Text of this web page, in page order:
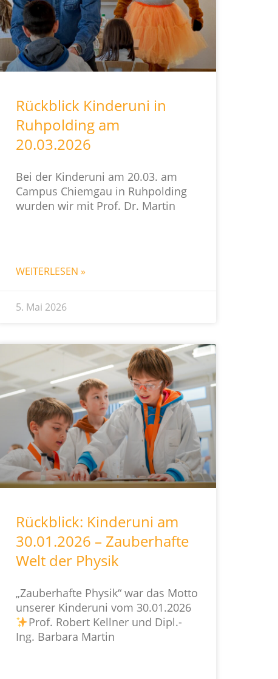
Rückblick Kinderuni in
Ruhpolding am
20.03.2026
Bei der Kinderuni am 20.03. am
Campus Chiemgau in Ruhpolding
wurden wir mit Prof. Dr. Martin
WEITERLESEN »
5. Mai 2026
Rückblick: Kinderuni am
30.01.2026 – Zauberhafte
Welt der Physik
„Zauberhafte Physik“ war das Motto
unserer Kinderuni vom 30.01.2026
Prof. Robert Kellner und Dipl.-
Ing. Barbara Martin